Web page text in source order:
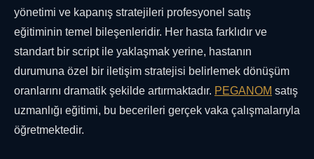
yönetimi ve kapanış stratejileri profesyonel satış
eğitiminin temel bileşenleridir. Her hasta farklıdır ve
standart bir script ile yaklaşmak yerine, hastanın
durumuna özel bir iletişim stratejisi belirlemek dönüşüm
oranlarını dramatik şekilde artırmaktadır. PEGANOM satış
uzmanlığı eğitimi, bu becerileri gerçek vaka çalışmalarıyla
öğretmektedir.